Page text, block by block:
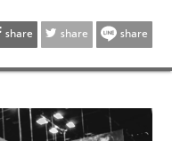
share share share